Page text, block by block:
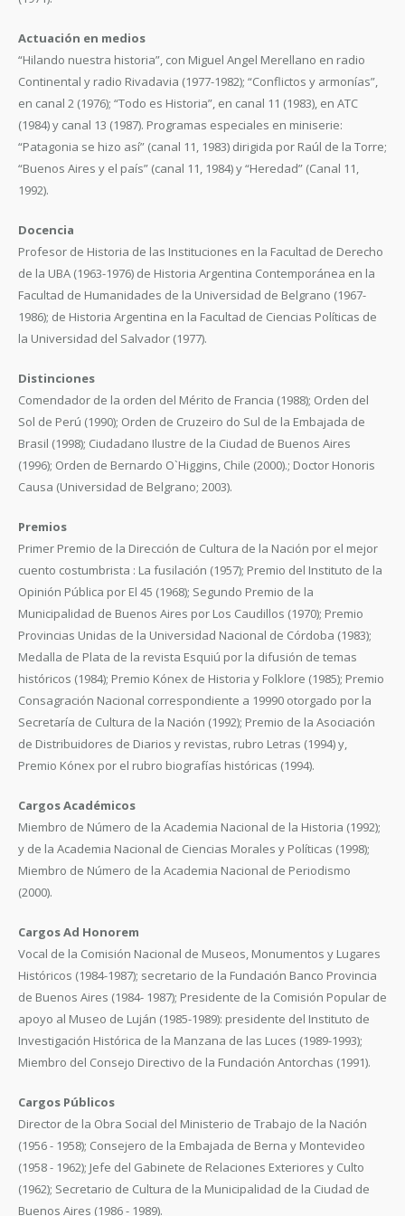
Actuación en medios
“Hilando nuestra historia”, con Miguel Angel Merellano en radio
Continental y radio Rivadavia (1977-1982); “Conflictos y armonías”,
en canal 2 (1976); “Todo es Historia”, en canal 11 (1983), en ATC
(1984) y canal 13 (1987). Programas especiales en miniserie:
“Patagonia se hizo así” (canal 11, 1983) dirigida por Raúl de la Torre;
“Buenos Aires y el país” (canal 11, 1984) y “Heredad” (Canal 11,
1992).
Docencia
Profesor de Historia de las Instituciones en la Facultad de Derecho
de la UBA (1963-1976) de Historia Argentina Contemporánea en la
Facultad de Humanidades de la Universidad de Belgrano (1967-
1986); de Historia Argentina en la Facultad de Ciencias Políticas de
la Universidad del Salvador (1977).
Distinciones
Comendador de la orden del Mérito de Francia (1988); Orden del
Sol de Perú (1990); Orden de Cruzeiro do Sul de la Embajada de
Brasil (1998); Ciudadano Ilustre de la Ciudad de Buenos Aires
(1996); Orden de Bernardo O`Higgins, Chile (2000).; Doctor Honoris
Causa (Universidad de Belgrano; 2003).
Premios
Primer Premio de la Dirección de Cultura de la Nación por el mejor
cuento costumbrista : La fusilación (1957); Premio del Instituto de la
Opinión Pública por El 45 (1968); Segundo Premio de la
Municipalidad de Buenos Aires por Los Caudillos (1970); Premio
Provincias Unidas de la Universidad Nacional de Córdoba (1983);
Medalla de Plata de la revista Esquiú por la difusión de temas
históricos (1984); Premio Kónex de Historia y Folklore (1985); Premio
Consagración Nacional correspondiente a 19990 otorgado por la
Secretaría de Cultura de la Nación (1992); Premio de la Asociación
de Distribuidores de Diarios y revistas, rubro Letras (1994) y,
Premio Kónex por el rubro biografías históricas (1994).
Cargos Académicos
Miembro de Número de la Academia Nacional de la Historia (1992);
y de la Academia Nacional de Ciencias Morales y Políticas (1998);
Miembro de Número de la Academia Nacional de Periodismo
(2000).
Cargos Ad Honorem
Vocal de la Comisión Nacional de Museos, Monumentos y Lugares
Históricos (1984-1987); secretario de la Fundación Banco Provincia
de Buenos Aires (1984- 1987); Presidente de la Comisión Popular de
apoyo al Museo de Luján (1985-1989): presidente del Instituto de
Investigación Histórica de la Manzana de las Luces (1989-1993);
Miembro del Consejo Directivo de la Fundación Antorchas (1991).
Cargos Públicos
Director de la Obra Social del Ministerio de Trabajo de la Nación
(1956 - 1958); Consejero de la Embajada de Berna y Montevideo
(1958 - 1962); Jefe del Gabinete de Relaciones Exteriores y Culto
(1962); Secretario de Cultura de la Municipalidad de la Ciudad de
Buenos Aires (1986 - 1989).